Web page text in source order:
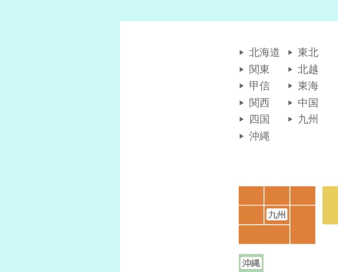
北海道
東北
関東
北越
甲信
東海
関西
中国
四国
九州
沖縄